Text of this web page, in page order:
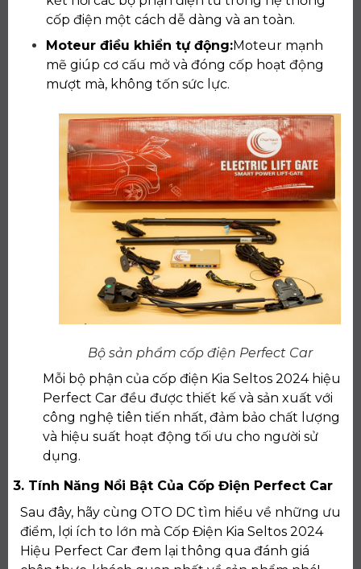
cốp điện một cách dễ dàng và an toàn.
Moteur điều khiển tự động:Moteur mạnh
mẽ giúp cơ cấu mở và đóng cốp hoạt động
mượt mà, không tốn sức lực.
Bộ sản phẩm cốp điện Perfect Car
Mỗi bộ phận của cốp điện Kia Seltos 2024 hiệu
Perfect Car đều được thiết kế và sản xuất với
công nghệ tiên tiến nhất, đảm bảo chất lượng
và hiệu suất hoạt động tối ưu cho người sử
dụng.
3. Tính Năng Nổi Bật Của Cốp Điện Perfect Car
Sau đây, hãy cùng OTO DC tìm hiểu về những ưu
điểm, lợi ích to lớn mà Cốp Điện Kia Seltos 2024
Hiệu Perfect Car đem lại thông qua đánh giá